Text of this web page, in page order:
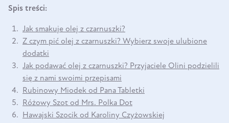
Spis treści:
Jak smakuje olej z czarnuszki?
Z czym pić olej z czarnuszki? Wybierz swoje ulubione
dodatki
Jak podawać olej z czarnuszki? Przyjaciele Olini podzielili
się z nami swoimi przepisami
Rubinowy Miodek od Pana Tabletki
Różowy Szot od Mrs. Polka Dot
Hawajski Szocik od Karoliny Czyżowskiej